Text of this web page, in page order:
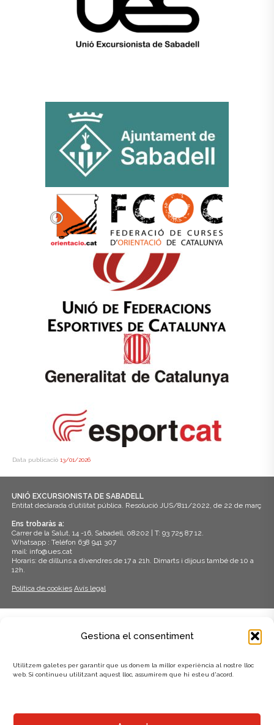
Gestiona el consentiment
Utilitzem galetes per garantir que us donem la millor experiència al nostre lloc
web. Si continueu utilitzant aquest lloc, assumirem que hi esteu d'acord.
Data publicació 13/01/2026
UNIÓ EXCURSIONISTA DE SABADELL
Entitat declarada d’utilitat pública. Resolució JUS/811/2022, de 22 de març
Ens trobaràs a:
Carrer de la Salut, 14 -16, Sabadell, 08202 | T: 93 725 87 12.
Whatsapp : Telèfon 638 941 307
mail: info@ues.cat
Horaris: de dilluns a divendres de 17 a 21h. Dimarts i dijous també de 10 a
12h.
Política de cookies Avís legal
AMB EL SUPORT DE: